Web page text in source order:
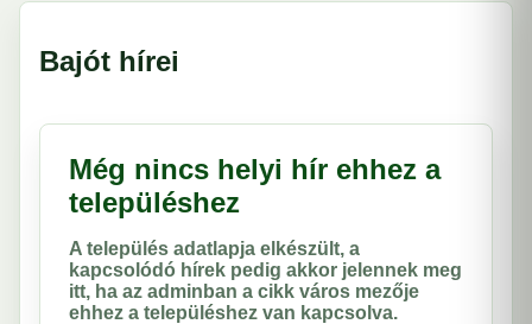
Bajót hírei
Még nincs helyi hír ehhez a
településhez
A település adatlapja elkészült, a
kapcsolódó hírek pedig akkor jelennek meg
itt, ha az adminban a cikk város mezője
ehhez a településhez van kapcsolva.